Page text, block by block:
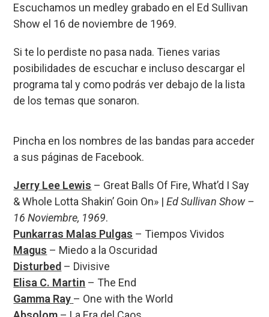
Escuchamos un medley grabado en el Ed Sullivan
Show el 16 de noviembre de 1969.
Si te lo perdiste no pasa nada. Tienes varias
posibilidades de escuchar e incluso descargar el
programa tal y como podrás ver debajo de la lista
de los temas que sonaron.
Pincha en los nombres de las bandas para acceder
a sus páginas de Facebook.
Jerry Lee Lewis – Great Balls Of Fire, What’d I Say
& Whole Lotta Shakin’ Goin On» |Ed Sullivan Show –
16 Noviembre, 1969.
Punkarras Malas Pulgas – Tiempos Vividos
Magus – Miedo a la Oscuridad
Disturbed – Divisive
Elisa C. Martin – The End
Gamma Ray – One with the World